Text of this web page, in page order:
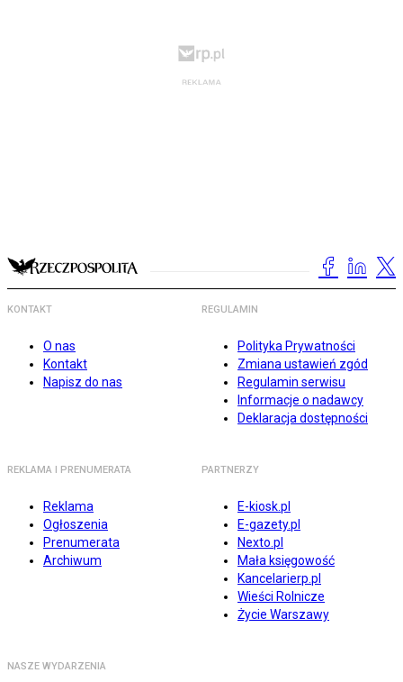
KONTAKT
O nas
Kontakt
Napisz do nas
REGULAMIN
Polityka Prywatności
Zmiana ustawień zgód
Regulamin serwisu
Informacje o nadawcy
Deklaracja dostępności
REKLAMA I PRENUMERATA
Reklama
Ogłoszenia
Prenumerata
Archiwum
PARTNERZY
E-kiosk.pl
E-gazety.pl
Nexto.pl
Mała księgowość
Kancelarierp.pl
Wieści Rolnicze
Życie Warszawy
NASZE WYDARZENIA